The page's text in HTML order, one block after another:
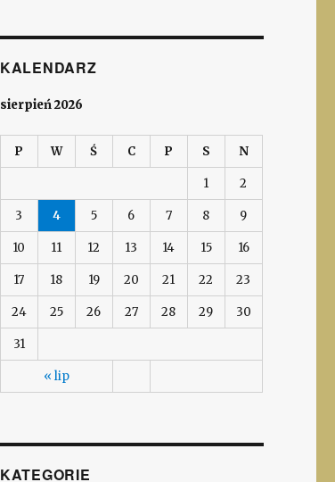
KALENDARZ
sierpień 2026
P W Ś C P S N
« lip
1 2
3 4 5 6 7 8 9
10 11 12 13 14 15 16
17 18 19 20 21 22 23
24 25 26 27 28 29 30
31
KATEGORIE